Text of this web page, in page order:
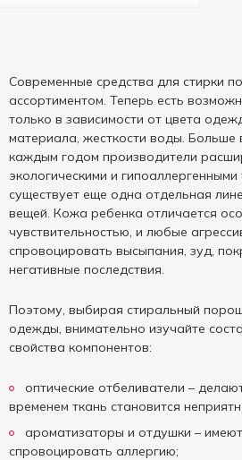
Современные средства для стирки
ассортиментом. Теперь есть
только в зависимости от цвета
материала, жесткости воды. Больше
каждым годом производители
экологическими и
существует еще одна отдельная
вещей. Кожа ребенка отличается
чувствительностью, и любые
спровоцировать высыпания, зуд,
негативные последствия.
Поэтому, выбирая стиральный
одежды, внимательно изучайте
свойства компонентов:
оптические отбеливатели –
временем ткань становится
ароматизаторы и отдушки –
спровоцировать аллергию;